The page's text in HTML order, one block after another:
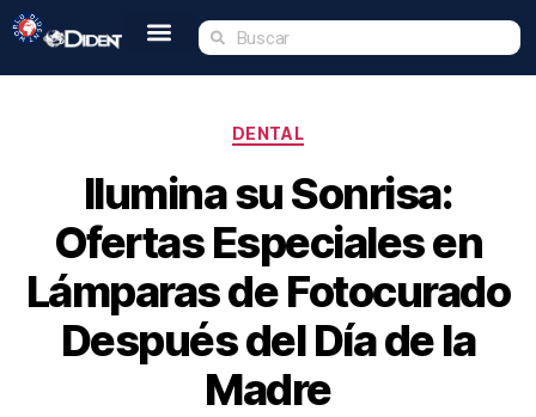
DENTAL
Ilumina su Sonrisa:
Ofertas Especiales en
Lámparas de Fotocurado
Después del Día de la
Madre